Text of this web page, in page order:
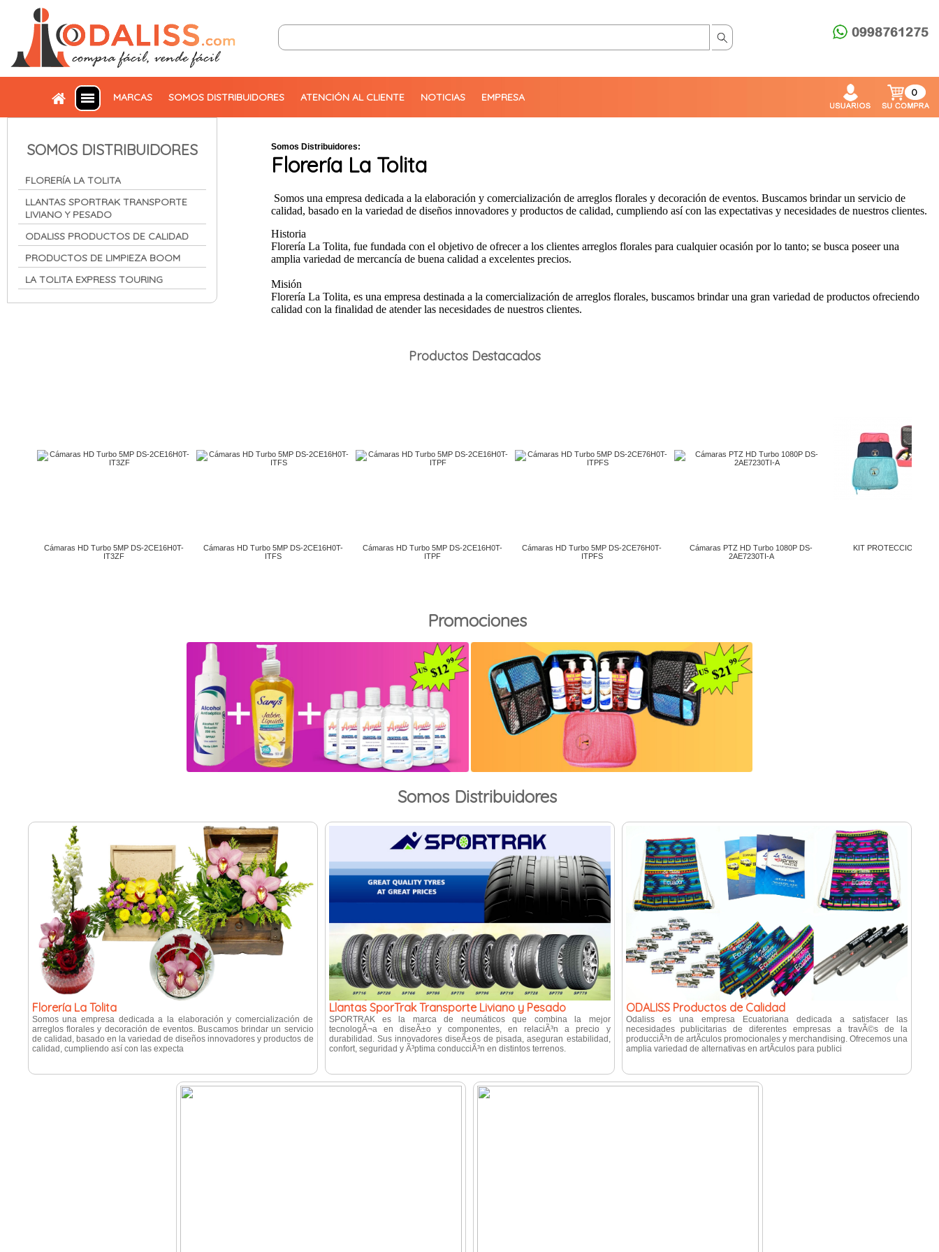
0
MARCAS SOMOS DISTRIBUIDORES ATENCIÓN AL CLIENTE NOTICIAS EMPRESA
SOMOS DISTRIBUIDORES
FLORERÍA LA TOLITA
LLANTAS SPORTRAK TRANSPORTE
LIVIANO Y PESADO
ODALISS PRODUCTOS DE CALIDAD
PRODUCTOS DE LIMPIEZA BOOM
LA TOLITA EXPRESS TOURING
Somos Distribuidores:
Florería La Tolita
Somos una empresa dedicada a la elaboración y comercialización de arreglos florales y decoración de eventos. Buscamos brindar un servicio de
calidad, basado en la variedad de diseños innovadores y productos de calidad, cumpliendo así con las expectativas y necesidades de nuestros clientes.
Historia
Florería La Tolita, fue fundada con el objetivo de ofrecer a los clientes arreglos florales para cualquier ocasión por lo tanto; se busca poseer una
amplia variedad de mercancía de buena calidad a excelentes precios.
Misión
Florería La Tolita, es una empresa destinada a la comercialización de arreglos florales, buscamos brindar una gran variedad de productos ofreciendo
calidad con la finalidad de atender las necesidades de nuestros clientes.
Productos Destacados
Promociones
Somos Distribuidores
Florería La Tolita
Somos una empresa dedicada a la elaboración y comercialización de
arreglos florales y decoración de eventos. Buscamos brindar un servicio
de calidad, basado en la variedad de diseños innovadores y productos de
calidad, cumpliendo así con las expecta
Llantas SporTrak Transporte Liviano y Pesado
SPORTRAK es la marca de neumáticos que combina la mejor
tecnologÃ¬a en diseÃ±o y componentes, en relaciÃ³n a precio y
durabilidad. Sus innovadores diseÃ±os de pisada, aseguran estabilidad,
confort, seguridad y Ã³ptima conducciÃ³n en distintos terrenos.
ODALISS Productos de Calidad
Odaliss es una empresa Ecuatoriana dedicada a satisfacer las
necesidades publicitarias de diferentes empresas a travÃ©s de la
producciÃ³n de artÃ­culos promocionales y merchandising. Ofrecemos una
amplia variedad de alternativas en artÃ­culos para publici